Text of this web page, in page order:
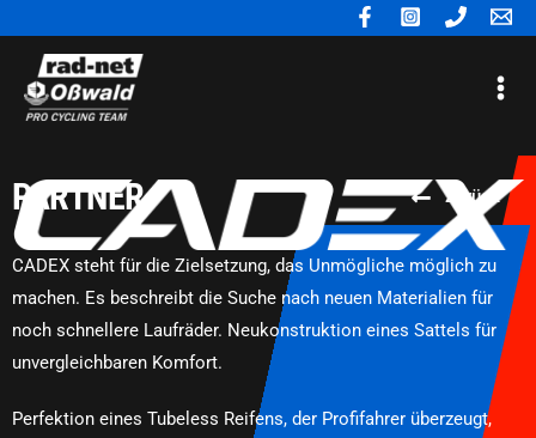
springen
PARTNER Zurück
CADEX steht für die Zielsetzung, das Unmögliche möglich zu
machen. Es beschreibt die Suche nach neuen Materialien für
noch schnellere Laufräder. Neukonstruktion eines Sattels für
unvergleichbaren Komfort.
Perfektion eines Tubeless Reifens, der Profifahrer überzeugt,